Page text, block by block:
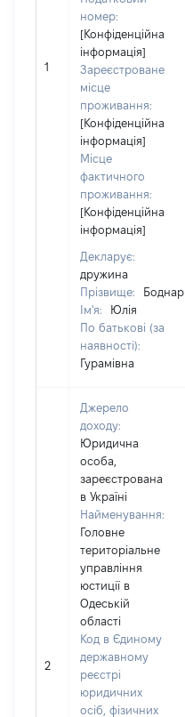
1
номер:
[Конфіденційна
інформація]
Зареєстроване
місце
проживання:
[Конфіденційна
інформація]
Місце
фактичного
проживання:
[Конфіденційна
інформація]
Декларує:
дружина
Прізвище:
Боднар
Ім'я:
Юлія
По батькові (за
наявності):
Гурамівна
2
Джерело
доходу:
Юридична
особа,
зареєстрована
в Україні
Найменування:
Головне
територіальне
управління
юстиції в
Одеській
області
Код в Єдиному
державному
реєстрі
юридичних
осіб, фізичних